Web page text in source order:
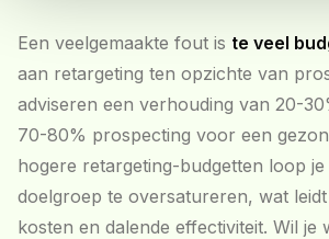
Een veelgemaakte fout is te veel
aan retargeting ten opzichte van
adviseren een verhouding van 20-
70-80% prospecting voor een
hogere retargeting-budgetten loop je
doelgroep te oversatureren, wat
kosten en dalende effectiviteit. Wil je